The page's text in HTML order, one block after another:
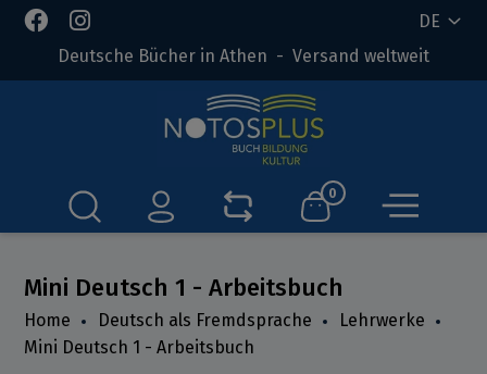
DE
Deutsche Bücher in Athen - Versand weltweit
0
Mini Deutsch 1 - Arbeitsbuch
Home Deutsch als Fremdsprache
Lehrwerke
Mini Deutsch 1 - Arbeitsbuch